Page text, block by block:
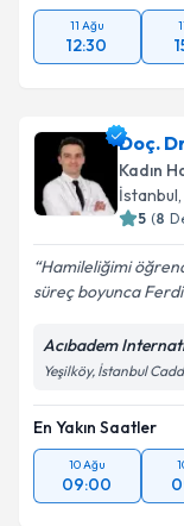
11 Ağu
12:30
Doç.
Kadın
İstanbul
5 (8
Hamileliğimi
süreç boyunca
Acıbadem
Yeşilköy, İstanbul
En Yakın Saatler
10 Ağu
09:00